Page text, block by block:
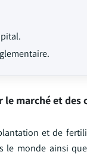
marché et
et de
le monde ainsi